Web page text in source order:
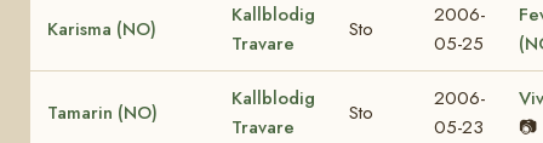
Karisma (NO)
Kallblodig
Travare
Sto
2006-
05-25
Tamarin (NO)
Kallblodig
Travare
Sto
2006-
05-23
📷